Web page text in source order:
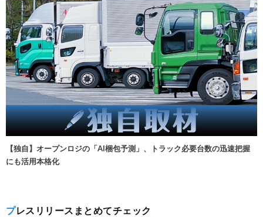
【独自】オープンロジの「AI梱包予測」、トラック必要台数の迅速把握
にも活用本格化
プレスリリースまとめてチェック